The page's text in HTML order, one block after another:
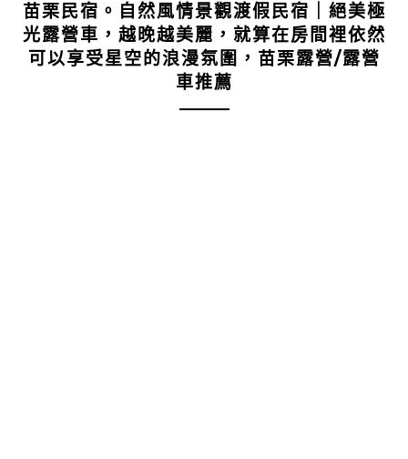
苗栗民宿。自然風情景觀渡假民宿｜絕美極
光露營車，越晚越美麗，就算在房間裡依然
可以享受星空的浪漫氛圍，苗栗露營/露營
車推薦